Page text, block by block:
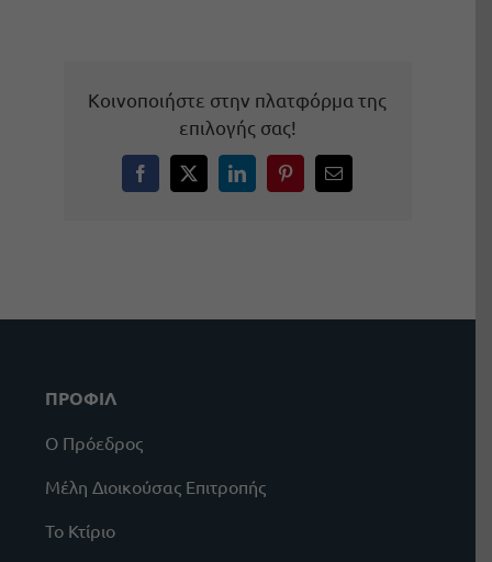
Κοινοποιήστε στην πλατφόρμα της
επιλογής σας!
Facebook
X LinkedInPinterestEmail
ΠΡΟΦΙΛ
Ο Πρόεδρος
Μέλη Διοικούσας Επιτροπής
Το Κτίριο